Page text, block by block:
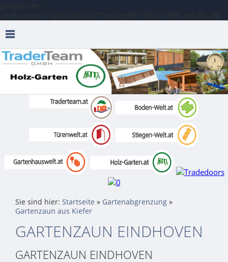
Sie sind hier: Startseite » Gartenabgrenzung »
Gartenzaun aus Kiefer
GARTENZAUN EINDHOVEN
GARTENZAUN EINDHOVEN